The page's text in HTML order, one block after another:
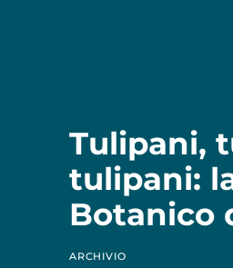
Tulipani,
tulipani:
Botanico
ARCHIVIO